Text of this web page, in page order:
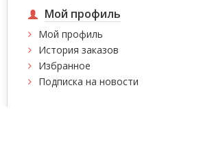
Мой профиль
Мой профиль
История заказов
Избранное
Подписка на новости